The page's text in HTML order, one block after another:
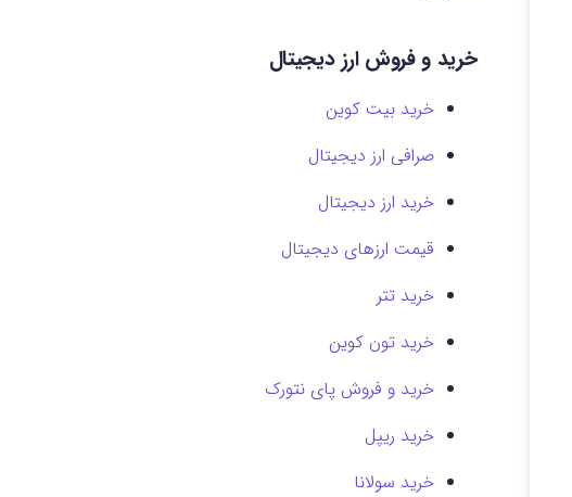
خرید و فروش ارز دیجیتال
خرید بیت کوین
صرافی ارز دیجیتال
خرید ارز دیجیتال
قیمت ارزهای دیجیتال
خرید تتر
خرید تون کوین
خرید و فروش پای نتورک
خرید ریپل
خرید سولانا